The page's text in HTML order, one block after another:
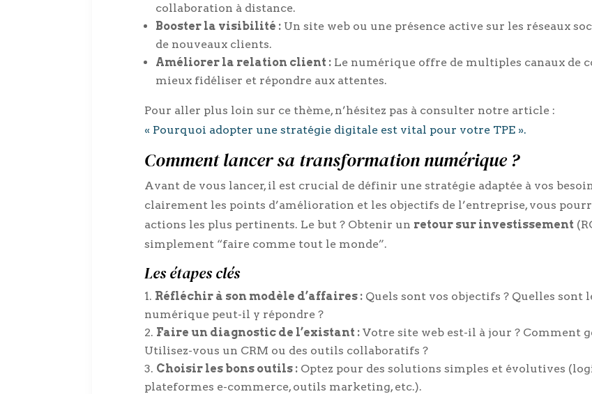
collaboration à distance.
Booster la visibilité : Un site web ou une présence active sur les réseaux
de nouveaux clients.
Améliorer la relation client : Le numérique offre de multiples canaux de
mieux fidéliser et répondre aux attentes.
Pour aller plus loin sur ce thème, n’hésitez pas à consulter notre article :
« Pourquoi adopter une stratégie digitale est vital pour votre TPE ».
Comment lancer sa transformation numérique ?
Avant de vous lancer, il est crucial de définir une stratégie adaptée à vos
clairement les points d’amélioration et les objectifs de l’entreprise, vous
actions les plus pertinents. Le but ? Obtenir un retour sur investissement
simplement “faire comme tout le monde”.
Les étapes clés
Réfléchir à son modèle d’affaires : Quels sont vos objectifs ? Quelles sont
numérique peut-il y répondre ?
Faire un diagnostic de l’existant : Votre site web est-il à jour ? Comment
Utilisez-vous un CRM ou des outils collaboratifs ?
Choisir les bons outils : Optez pour des solutions simples et évolutives
plateformes e-commerce, outils marketing, etc.).